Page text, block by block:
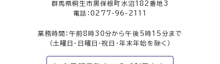
群馬県桐生市黒保根町水沼182番地3
電話：0277-96-2111
業務時間：午前8時30分から午後5時15分まで
（土曜日・日曜日・祝日・年末年始を除く）